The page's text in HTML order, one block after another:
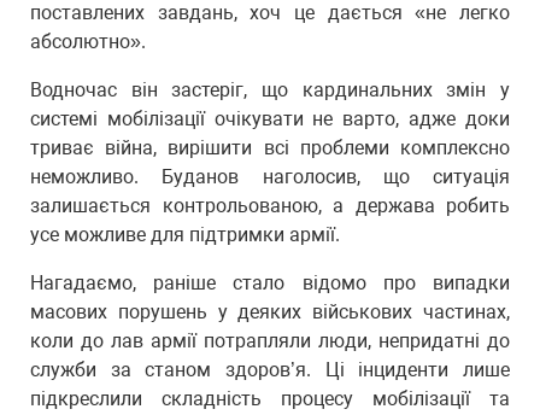
поставлених завдань, хоч це дається «не легко
абсолютно».
Водночас він застеріг, що кардинальних змін у
системі мобілізації очікувати не варто, адже доки
триває війна, вирішити всі проблеми комплексно
неможливо. Буданов наголосив, що ситуація
залишається контрольованою, а держава робить
усе можливе для підтримки армії.
Нагадаємо, раніше стало відомо про випадки
масових порушень у деяких військових частинах,
коли до лав армії потрапляли люди, непридатні до
служби за станом здоров’я. Ці інциденти лише
підкреслили складність процесу мобілізації та